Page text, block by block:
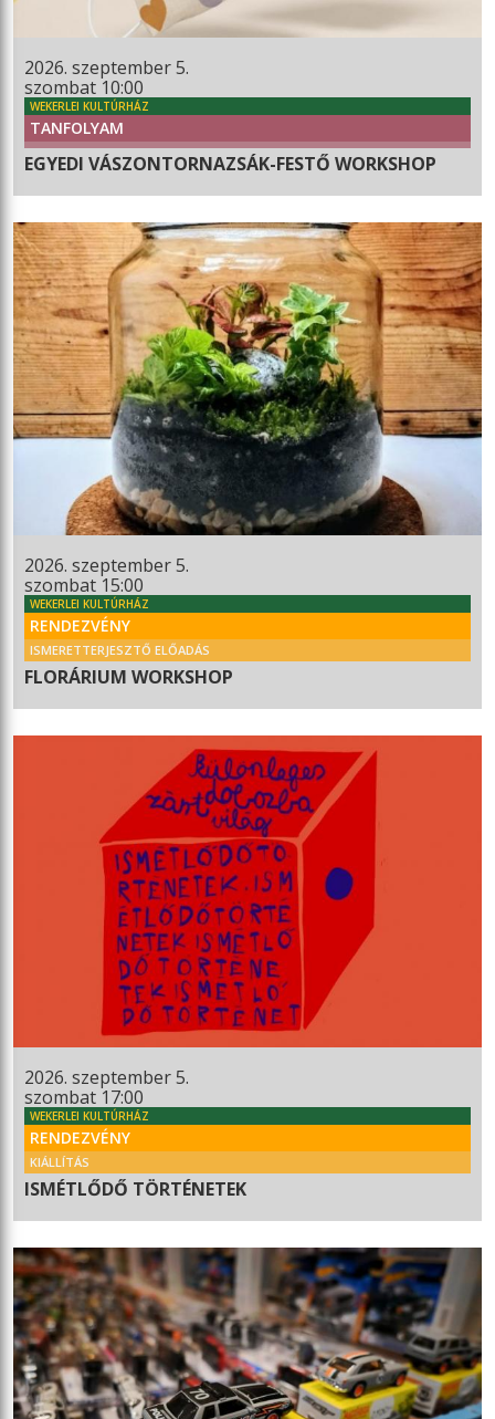
2026. szeptember 5.
szombat 10:00
WEKERLEI KULTÚRHÁZ
TANFOLYAM
EGYEDI VÁSZONTORNAZSÁK-FESTŐ WORKSHOP
2026. szeptember 5.
szombat 15:00
WEKERLEI KULTÚRHÁZ
RENDEZVÉNY
ISMERETTERJESZTŐ ELŐADÁS
FLORÁRIUM WORKSHOP
2026. szeptember 5.
szombat 17:00
WEKERLEI KULTÚRHÁZ
RENDEZVÉNY
KIÁLLÍTÁS
ISMÉTLŐDŐ TÖRTÉNETEK